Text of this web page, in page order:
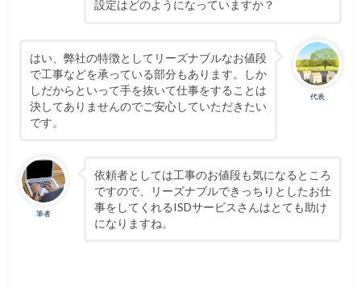
設定はどのようになっていますか？
代表
はい、弊社の特徴としてリーズナブルなお値段
で工事などを承っている部分もあります。しか
しだからといって手を抜いて仕事をすることは
決してありませんのでご安心していただきたい
です。
筆者
依頼者としては工事のお値段も気になるところ
ですので、リーズナブルできっちりとしたお仕
事をしてくれるISDサービスさんはとても助け
になりますね。